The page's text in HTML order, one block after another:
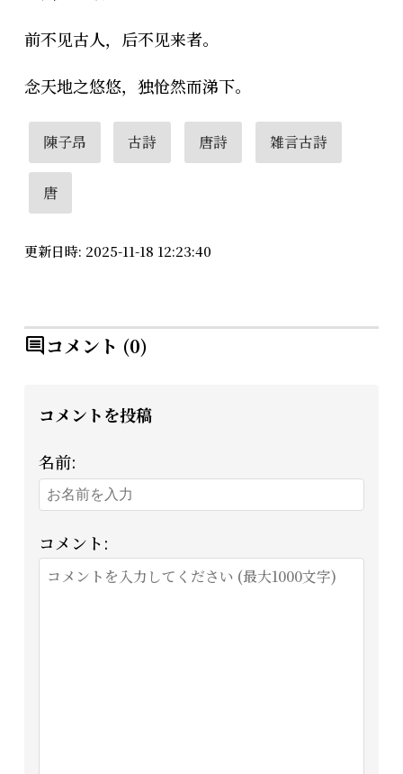
前不见古人，后不见来者。
念天地之悠悠，独怆然而涕下。
陳子昂 古詩 唐詩 雑言古詩
唐
更新日時: 2025-11-18 12:23:40
commentコメント (0)
コメントを投稿
名前:
コメント: